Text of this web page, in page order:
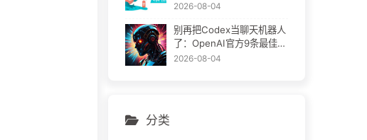
2026-08-04
别再把Codex当聊天机器人
了：OpenAI官方9条最佳实
践
2026-08-04
分类